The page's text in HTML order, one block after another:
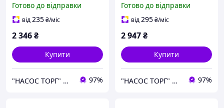
Готово до відправки
від235₴/міс
2 346₴
Купити
"НАСОС ТОРГ" Насосне обладнання, інструменти, освітлення 97%
Готово до відправки
від295₴/міс
2 947₴
Купити
"НАСОС ТОРГ" Насосне обладнання, інструменти, освітлення 97%